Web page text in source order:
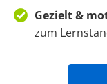
Gezielt &
zum